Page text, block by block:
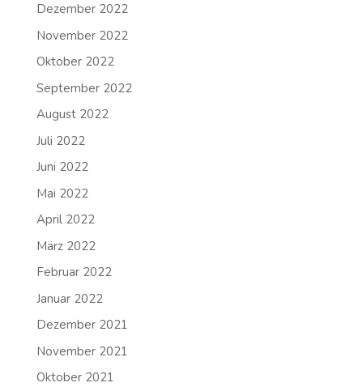
Dezember 2022
November 2022
Oktober 2022
September 2022
August 2022
Juli 2022
Juni 2022
Mai 2022
April 2022
März 2022
Februar 2022
Januar 2022
Dezember 2021
November 2021
Oktober 2021